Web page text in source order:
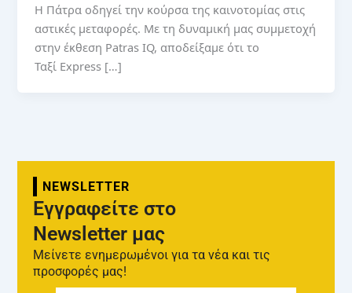
Η Πάτρα οδηγεί την κούρσα της καινοτομίας στις
αστικές μεταφορές. Με τη δυναμική μας συμμετοχή
στην έκθεση Patras IQ, αποδείξαμε ότι το
Ταξί Express […]
NEWSLETTER
Εγγραφείτε στο
Newsletter μας
Μείνετε ενημερωμένοι για τα νέα και τις
προσφορές μας!